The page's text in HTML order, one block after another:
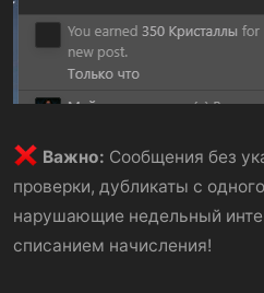
Важно: Сообщения без
проверки, дубликаты с
нарушающие недельный
списанием начисления!